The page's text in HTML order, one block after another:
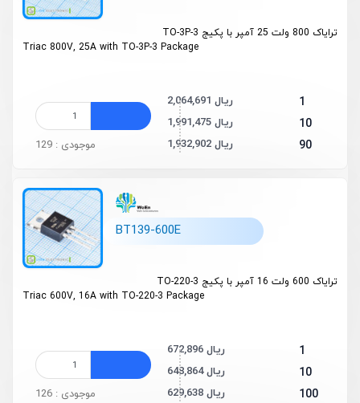
ترایاک 800 ولت 25 آمپر با پکیج TO-3P-3
Triac 800V, 25A with TO-3P-3 Package
1 2,064,691 ریال
10 1,991,475 ریال
90 1,932,902 ریال موجودی : 129
BT139-600E
ترایاک 600 ولت 16 آمپر با پکیج TO-220-3
Triac 600V, 16A with TO-220-3 Package
1 672,896 ریال
10 648,864 ریال
100 629,638 ریال موجودی : 126